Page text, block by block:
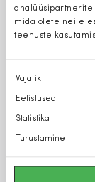
mida olete neile
teenuste
Nõusoleku
valik
Vajalik
Eelistused
Statistika
Turustamine